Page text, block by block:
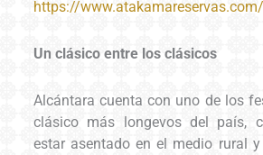
https://www.atakamareservas.com/
Un clásico entre los clásicos
Alcántara cuenta con uno de los
clásico más longevos del país,
estar asentado en el medio rural